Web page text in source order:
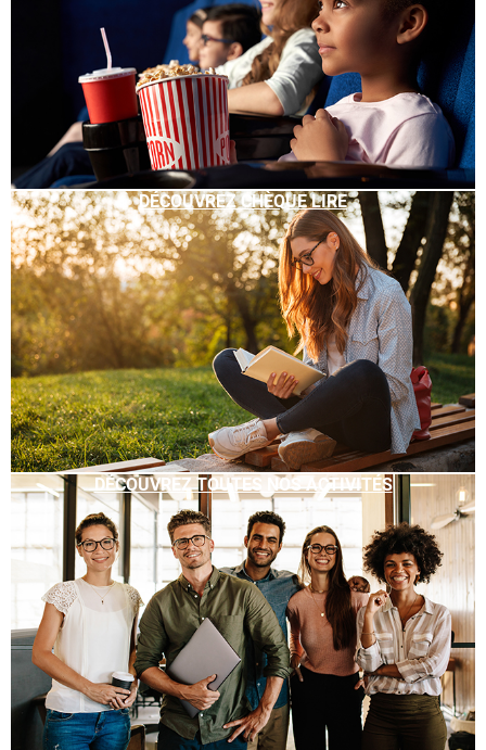
DÉCOUVREZ CHÈQUE LIRE
DÉCOUVREZ TOUTES NOS ACTIVITÉS